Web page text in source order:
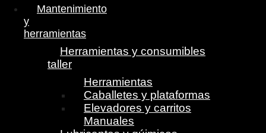
Mantenimiento
y
herramientas
Herramientas y consumibles
taller
Herramientas
Caballetes y plataformas
Elevadores y carritos
Manuales